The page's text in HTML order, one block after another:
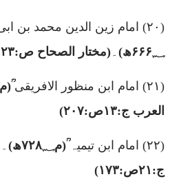
(۲۰) امام زین الدین محمد بن
۶۶۶؁ھ) ۔(مختار الصحاح ص:
(۲۱) امام ابن منظور الافریقی
العرب ج:۱۳ص:۲۰۷)
(۲۲) امام ابن تیمیہؒ(م۷۲۸؁ھ) ۔
ج: ۲۱ص:۱۷۳)